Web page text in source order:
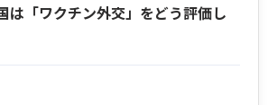
は「ワクチン外交」をどう評価し